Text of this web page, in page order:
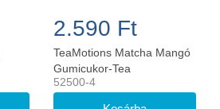
2.590 Ft
TeaMotions Matcha Mangó
Gumicukor-Tea
52500-4